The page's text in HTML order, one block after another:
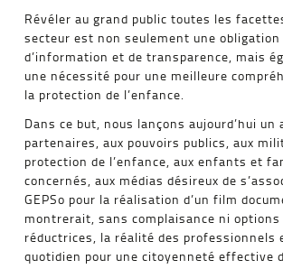
Révéler au grand public toutes les
secteur est non seulement une obligation
d’information et de transparence, mais
une nécessité pour une meilleure
la protection de l’enfance.
Dans ce but, nous lançons aujourd’hui un
partenaires, aux pouvoirs publics, aux
protection de l’enfance, aux enfants et
concernés, aux médias désireux de
GEPSo pour la réalisation d’un film
montrerait, sans complaisance ni options
réductrices, la réalité des professionnels
quotidien pour une citoyenneté effective